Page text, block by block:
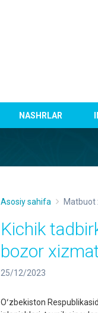
NASHRLAR
Asosiy sahifa Matbuot
Kichik
bozor
25/12/2023
Oʻzbekiston